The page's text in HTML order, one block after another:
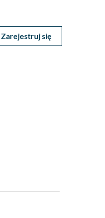
Zarejestruj się